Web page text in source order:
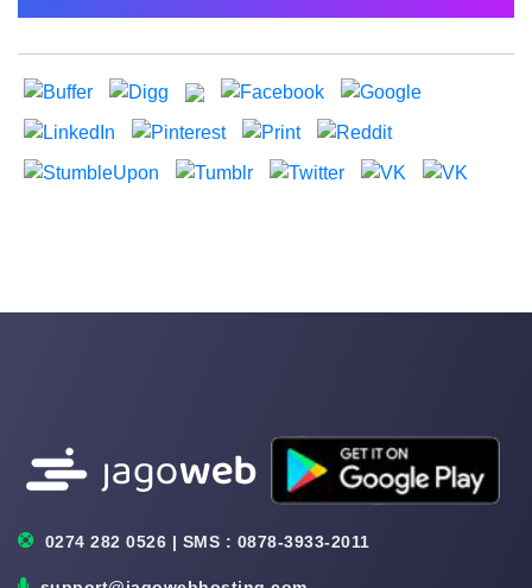
0274 282 0526 | SMS : 0878-3933-2011